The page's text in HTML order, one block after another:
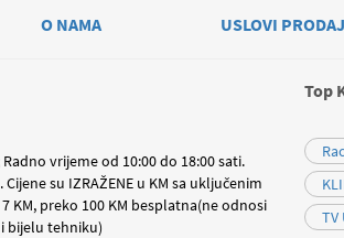
O NAMA USLOVI
Radno vrijeme od 10:00 do 18:00 sati.
su IZRAŽENE u KM sa uključenim
KM, preko 100 KM besplatna(ne odnosi
bijelu tehniku)
Top
TV